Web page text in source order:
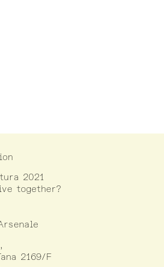
2021
together?
2169/F